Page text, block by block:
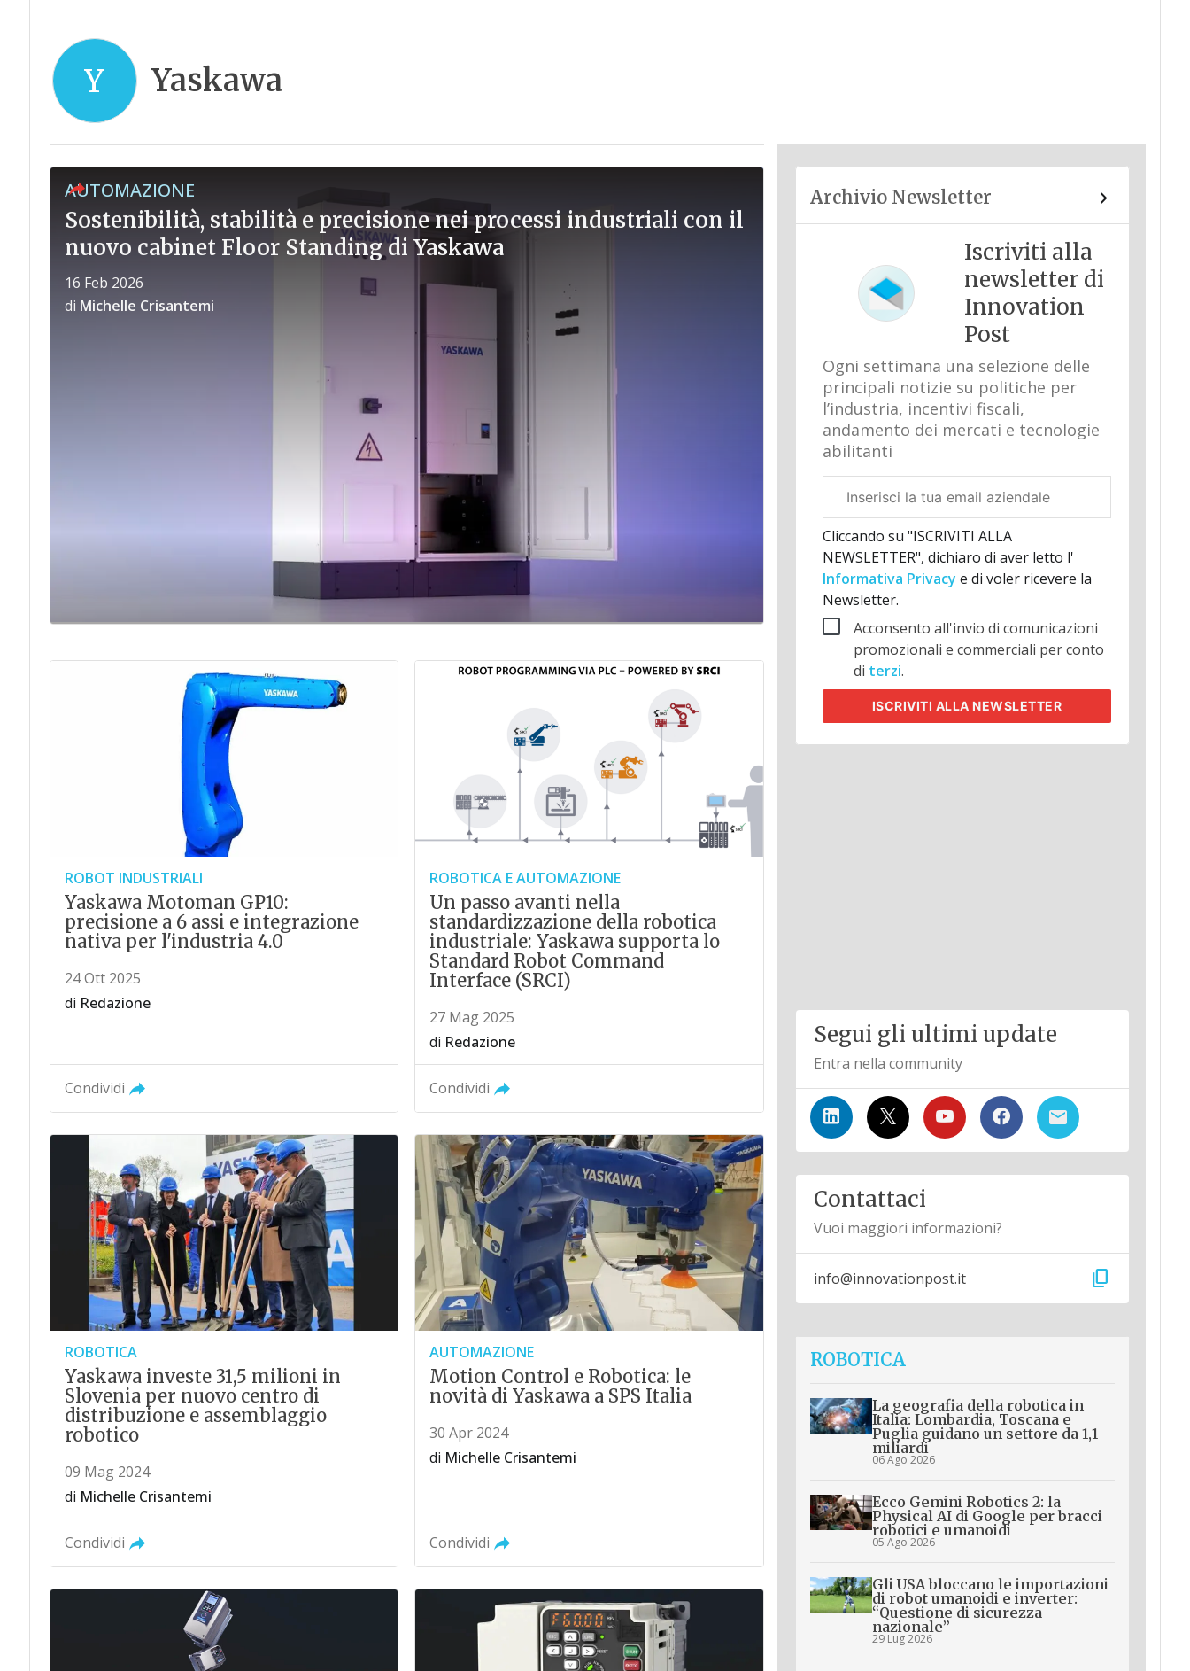
Y Yaskawa
AUTOMAZIONE
Sostenibilità, stabilità e precisione nei processi industriali con il
nuovo cabinet Floor Standing di Yaskawa
16 Feb 2026
di Michelle Crisantemi
ROBOT INDUSTRIALI
Yaskawa Motoman GP10:
precisione a 6 assi e integrazione
nativa per l'industria 4.0
24 Ott 2025
di Redazione
Condividi
ROBOTICA E AUTOMAZIONE
Un passo avanti nella
standardizzazione della robotica
industriale: Yaskawa supporta lo
Standard Robot Command
Interface (SRCI)
27 Mag 2025
di Redazione
Condividi
ROBOTICA
Yaskawa investe 31,5 milioni in
Slovenia per nuovo centro di
distribuzione e assemblaggio
robotico
09 Mag 2024
di Michelle Crisantemi
Condividi
AUTOMAZIONE
Motion Control e Robotica: le
novità di Yaskawa a SPS Italia
30 Apr 2024
di Michelle Crisantemi
Condividi
Archivio Newsletter
Iscriviti alla
newsletter di
Innovation
Post
Ogni settimana una selezione delle
principali notizie su politiche per
l’industria, incentivi fiscali,
andamento dei mercati e tecnologie
abilitanti
aziendale
Cliccando su "ISCRIVITI ALLA
NEWSLETTER", dichiaro di aver letto l'
Informativa Privacy e di voler ricevere la
Newsletter.
Acconsento all'invio di comunicazioni
promozionali e commerciali per conto
di terzi.
ISCRIVITI ALLA NEWSLETTER
Segui gli ultimi update
Entra nella community
Contattaci
Vuoi maggiori informazioni?
info@innovationpost.it content_copy
ROBOTICA
La geografia della robotica in
Italia: Lombardia, Toscana e
Puglia guidano un settore da 1,1
miliardi
06 Ago 2026
Ecco Gemini Robotics 2: la
Physical AI di Google per bracci
robotici e umanoidi
05 Ago 2026
Gli USA bloccano le importazioni
di robot umanoidi e inverter:
“Questione di sicurezza
nazionale”
29 Lug 2026